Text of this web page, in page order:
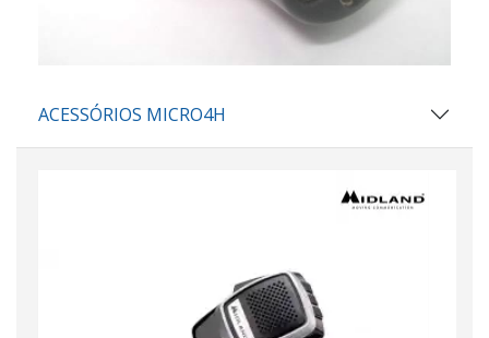
ACESSÓRIOS MICRO4H